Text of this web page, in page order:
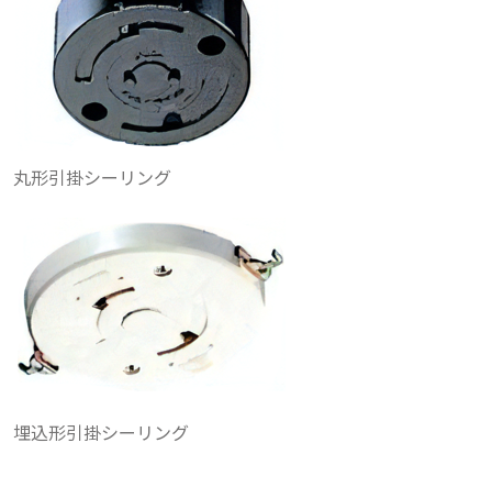
丸形引掛シーリング
埋込形引掛シーリング